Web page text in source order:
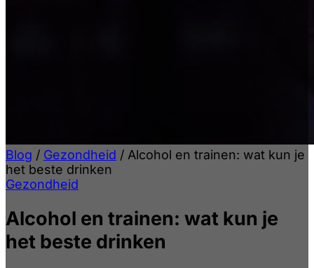
Blog / Gezondheid / Alcohol en trainen: wat kun je
het beste drinken
Gezondheid
Alcohol en trainen: wat kun je
het beste drinken